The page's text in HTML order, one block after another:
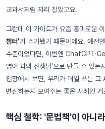
교과서처럼 자리 잡았고요.
그런데 이 가이드가 요즘 흥미로운
챕터'가 추가됐기 때문이에요. 예전
수준이었다면, 이번엔
영어 과외 선생님'으로 만들 수 있는
입장에서 보면, 우리가 매일 쓰는 그
변신하는지 보여주는 좋은 사례인 거
핵심 철학: '문법책'이 아니